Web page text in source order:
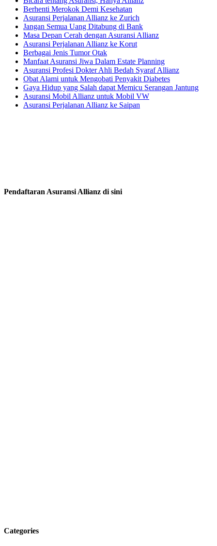
Berhenti Merokok Demi Kesehatan
Asuransi Perjalanan Allianz ke Zurich
Jangan Semua Uang Ditabung di Bank
Masa Depan Cerah dengan Asuransi Allianz
Asuransi Perjalanan Allianz ke Korut
Berbagai Jenis Tumor Otak
Manfaat Asuransi Jiwa Dalam Estate Planning
Asuransi Profesi Dokter Ahli Bedah Syaraf Allianz
Obat Alami untuk Mengobati Penyakit Diabetes
Gaya Hidup yang Salah dapat Memicu Serangan Jantung
Asuransi Mobil Allianz untuk Mobil VW
Asuransi Perjalanan Allianz ke Saipan
Pendaftaran Asuransi Allianz di sini
Categories